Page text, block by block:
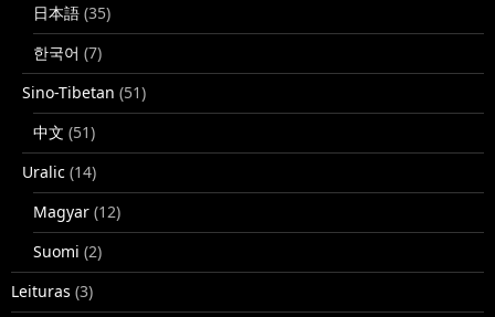
日本語 (35)
한국어 (7)
Sino-Tibetan (51)
中文 (51)
Uralic (14)
Magyar (12)
Suomi (2)
Leituras (3)